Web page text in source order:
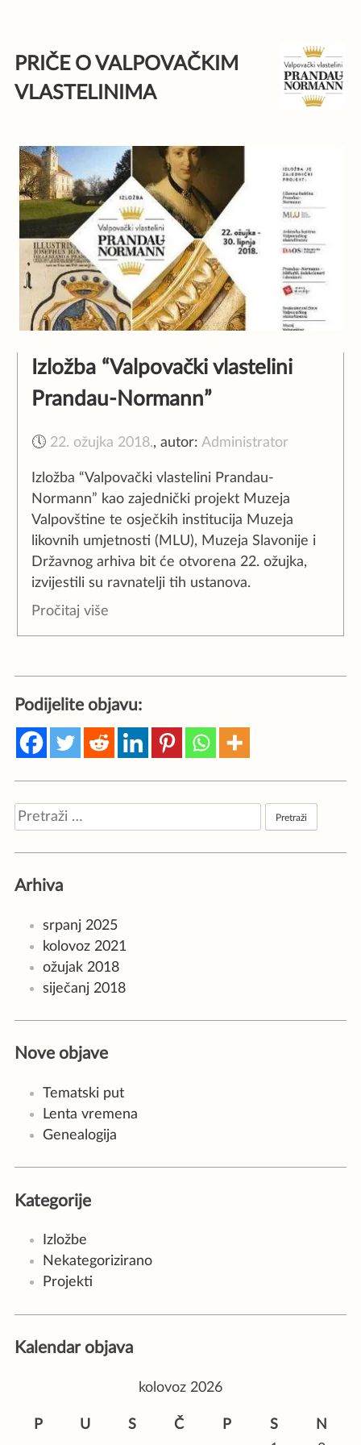
content
PRIČE O VALPOVAČKIM
VLASTELINIMA
Izložba “Valpovački vlastelini
Prandau-Normann”
🕔 22. ožujka 2018.,autor:Administrator
Izložba “Valpovački vlastelini Prandau-
Normann” kao zajednički projekt Muzeja
Valpovštine te osječkih institucija Muzeja
likovnih umjetnosti (MLU), Muzeja Slavonije i
Državnog arhiva bit će otvorena 22. ožujka,
izvijestili su ravnatelji tih ustanova.
Pročitaj više
Podijelite objavu:
Pretraži:
Arhiva
srpanj 2025
kolovoz 2021
ožujak 2018
siječanj 2018
Nove objave
Tematski put
Lenta vremena
Genealogija
Kategorije
Izložbe
Nekategorizirano
Projekti
Kalendar objava
kolovoz 2026
P U S Č P S
N